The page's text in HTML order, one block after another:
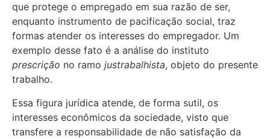
que protege o empregado em sua razão de ser,
enquanto instrumento de pacificação social, traz
formas atender os interesses do empregador. Um
exemplo desse fato é a análise do instituto
prescrição no ramo justrabalhista, objeto do presente
trabalho.
Essa figura jurídica atende, de forma sutil, os
interesses econômicos da sociedade, visto que
transfere a responsabilidade de não satisfação da